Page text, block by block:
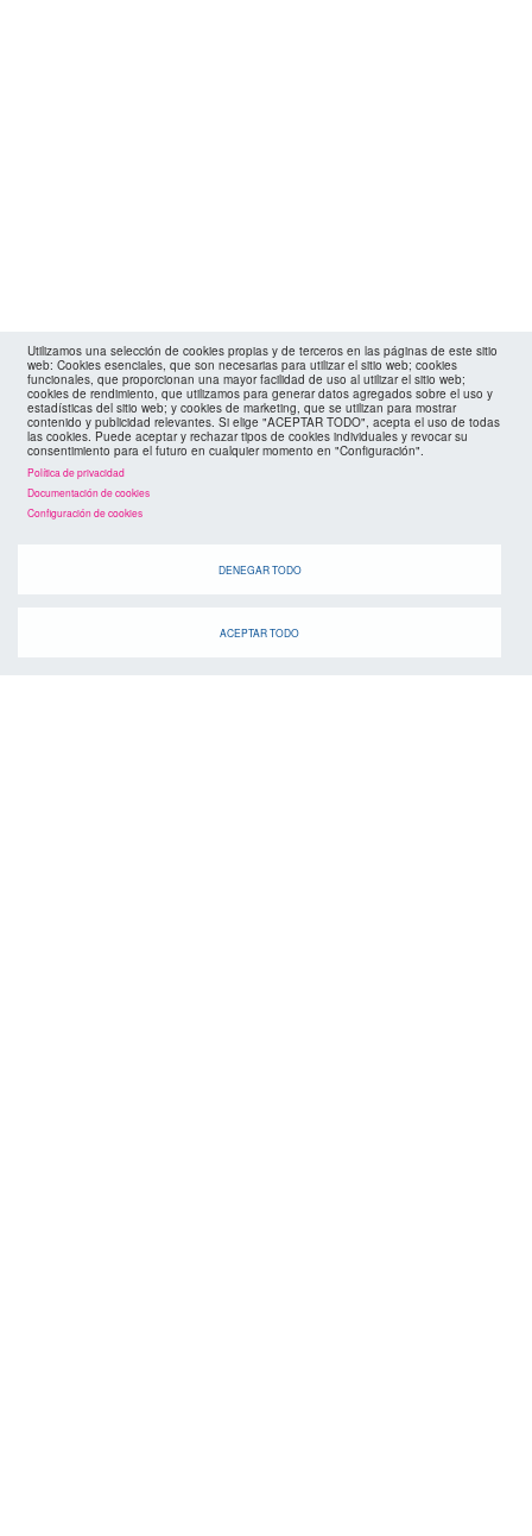
Utilizamos una selección de cookies propias y de terceros en las páginas de este sitio
web: Cookies esenciales, que son necesarias para utilizar el sitio web; cookies
funcionales, que proporcionan una mayor facilidad de uso al utilizar el sitio web;
cookies de rendimiento, que utilizamos para generar datos agregados sobre el uso y
estadísticas del sitio web; y cookies de marketing, que se utilizan para mostrar
contenido y publicidad relevantes. Si elige "ACEPTAR TODO", acepta el uso de todas
las cookies. Puede aceptar y rechazar tipos de cookies individuales y revocar su
consentimiento para el futuro en cualquier momento en "Configuración".
Política de privacidad
Documentación de cookies
Configuración de cookies
DENEGAR TODO
ACEPTAR TODO